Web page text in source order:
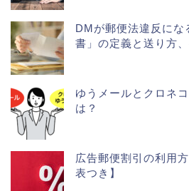
DMが郵便法違反にな
書」の定義と送り方
ゆうメールとクロネ
は？
広告郵便割引の利用
表つき】